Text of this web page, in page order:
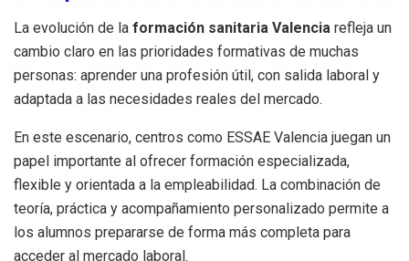
La evolución de la formación sanitaria Valencia refleja un
cambio claro en las prioridades formativas de muchas
personas: aprender una profesión útil, con salida laboral y
adaptada a las necesidades reales del mercado.
En este escenario, centros como ESSAE Valencia juegan un
papel importante al ofrecer formación especializada,
flexible y orientada a la empleabilidad. La combinación de
teoría, práctica y acompañamiento personalizado permite a
los alumnos prepararse de forma más completa para
acceder al mercado laboral.